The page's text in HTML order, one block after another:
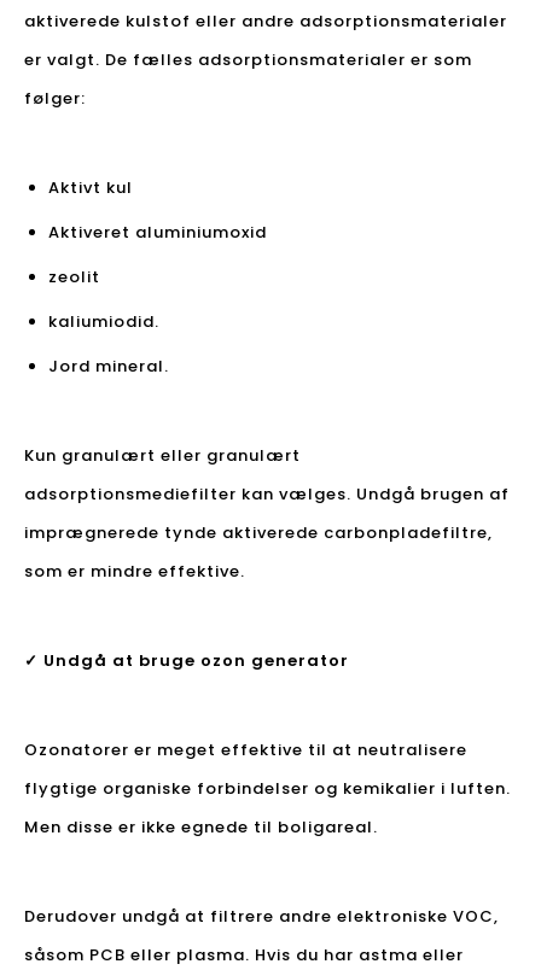
aktiverede kulstof eller andre adsorptionsmaterialer
er valgt. De fælles adsorptionsmaterialer er som
følger:
Aktivt kul
Aktiveret aluminiumoxid
zeolit
kaliumiodid.
Jord mineral.
Kun granulært eller granulært
adsorptionsmediefilter kan vælges. Undgå brugen af ​​
imprægnerede tynde aktiverede carbonpladefiltre,
som er mindre effektive.
✓ Undgå at bruge ozon generator
Ozonatorer er meget effektive til at neutralisere
flygtige organiske forbindelser og kemikalier i luften.
Men disse er ikke egnede til boligareal.
Derudover undgå at filtrere andre elektroniske VOC,
såsom PCB eller plasma. Hvis du har astma eller